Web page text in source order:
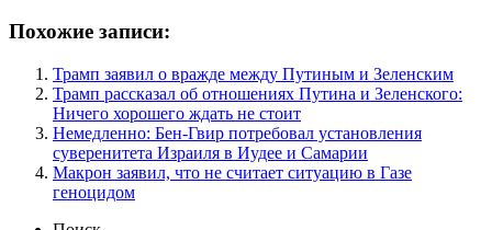
Похожие записи:
Трамп заявил о вражде между Путиным и Зеленским
Трамп рассказал об отношениях Путина и Зеленского:
Ничего хорошего ждать не стоит
Немедленно: Бен-Гвир потребовал установления
суверенитета Израиля в Иудее и Самарии
Макрон заявил, что не считает ситуацию в Газе
геноцидом